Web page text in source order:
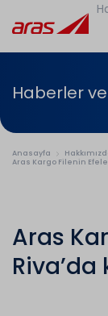
Haberler
Anasayfa
Aras Kargo Filenin
Aras
Riva’da